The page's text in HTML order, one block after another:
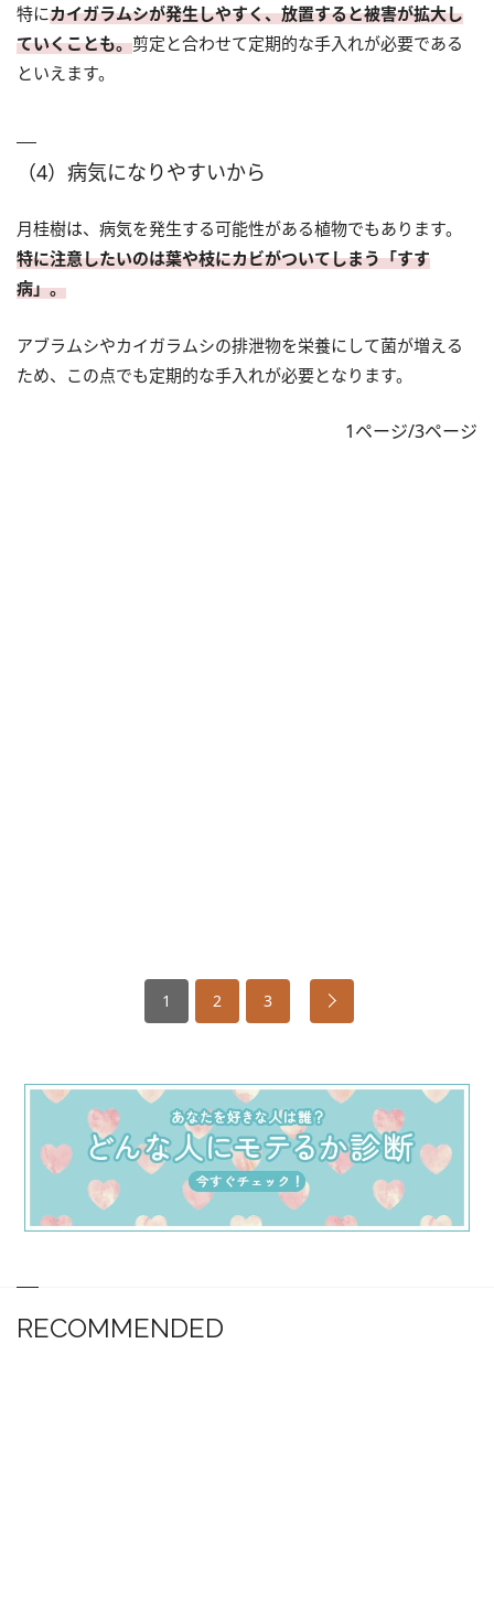
特にカイガラムシが発生しやすく、放置すると被害が拡大し
ていくことも。剪定と合わせて定期的な手入れが必要である
といえます。
（4）病気になりやすいから
月桂樹は、病気を発生する可能性がある植物でもあります。
特に注意したいのは葉や枝にカビがついてしまう「すす
病」。
アブラムシやカイガラムシの排泄物を栄養にして菌が増える
ため、この点でも定期的な手入れが必要となります。
1ページ/3ページ
1 2 3
RECOMMENDED